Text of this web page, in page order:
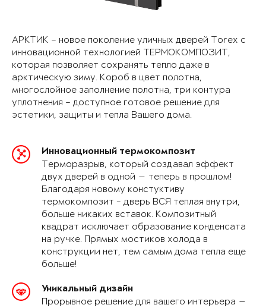
АРКТИК – новое поколение уличных дверей Torex с
инновационной технологией ТЕРМОКОМПОЗИТ,
которая позволяет сохранять тепло даже в
арктическую зиму. Короб в цвет полотна,
многослойное заполнение полотна, три контура
уплотнения – доступное готовое решение для
эстетики, защиты и тепла Вашего дома.
Инновационный термокомпозит
Терморазрыв, который создавал эффект
двух дверей в одной — теперь в прошлом!
Благодаря новому констуктиву
термокомпозит - дверь ВСЯ теплая внутри,
больше никаких вставок. Композитный
квадрат исключает образование конденсата
на ручке. Прямых мостиков холода в
конструкции нет, тем самым дома тепла еще
больше!
Уникальный дизайн
Прорывное решение для вашего интерьера —